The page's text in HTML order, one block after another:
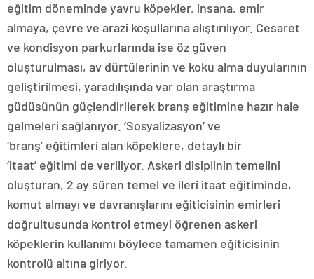
eğitim döneminde yavru köpekler, insana, emir
almaya, çevre ve arazi koşullarına alıştırılıyor. Cesaret
ve kondisyon parkurlarında ise öz güven
oluşturulması, av dürtülerinin ve koku alma duyularının
geliştirilmesi, yaradılışında var olan araştırma
güdüsünün güçlendirilerek branş eğitimine hazır hale
gelmeleri sağlanıyor. ‘Sosyalizasyon’ ve
‘branş’ eğitimleri alan köpeklere, detaylı bir
‘itaat’ eğitimi de veriliyor. Askeri disiplinin temelini
oluşturan, 2 ay süren temel ve ileri itaat eğitiminde,
komut almayı ve davranışlarını eğiticisinin emirleri
doğrultusunda kontrol etmeyi öğrenen askeri
köpeklerin kullanımı böylece tamamen eğiticisinin
kontrolü altına giriyor.